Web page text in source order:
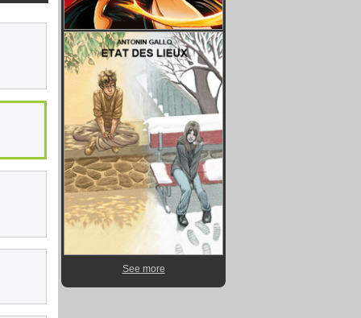
See more